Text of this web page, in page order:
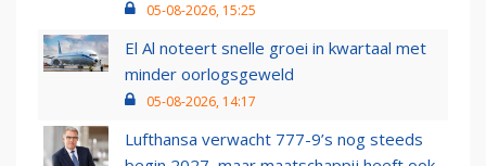
05-08-2026, 15:25
El Al noteert snelle groei in kwartaal met
minder oorlogsgeweld
05-08-2026, 14:17
Lufthansa verwacht 777-9’s nog steeds